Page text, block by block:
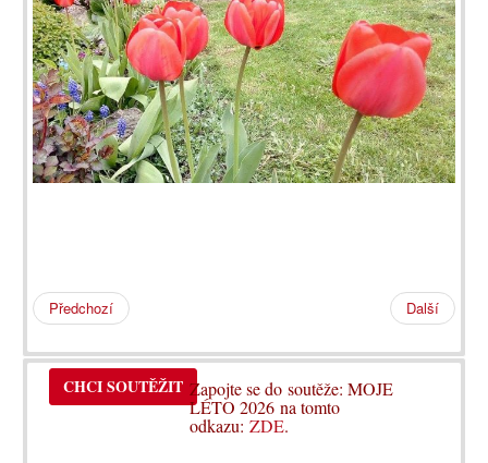
Předchozí Další
CHCI SOUTĚŽIT Zapojte se do soutěže: MOJE
LÉTO 2026 na tomto
odkazu:ZDE.